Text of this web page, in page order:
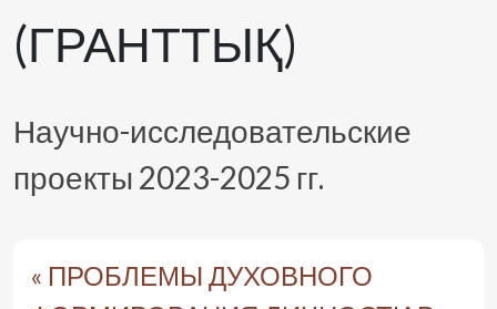
(ГРАНТТЫҚ)
Научно-исследовательские
проекты 2023-2025 гг.
« ПРОБЛЕМЫ ДУХОВНОГО